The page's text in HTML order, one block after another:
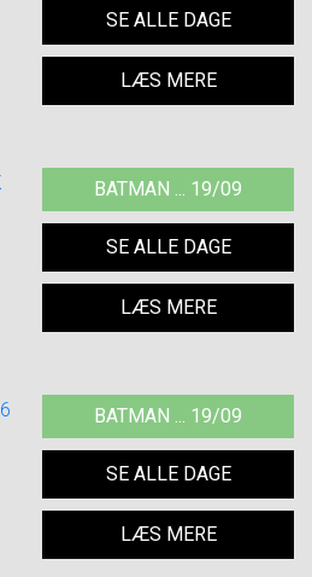
SE ALLE DAGE
LÆS MERE
BATMAN ... 19/09
SE ALLE DAGE
LÆS MERE
BATMAN ... 19/09
SE ALLE DAGE
LÆS MERE